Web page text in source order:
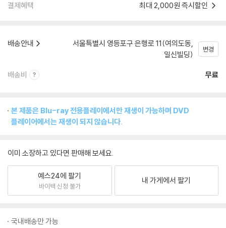
결제혜택 최대 2,000원 즉시할인
배송안내
서울특별시 영등포구 은행로 11(여의도동,
일신빌딩)
변경
배송비 무료
본 제품은 Blu-ray 전용플레이에서만 재생이 가능하며 DVD
플레이어에서는 재생이 되지 않습니다.
이미 소장하고 있다면 판매해 보세요.
예스24에 팔기
바이백 신청 불가
내 가게에서 팔기
국내배송만 가능